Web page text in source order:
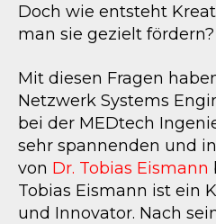
Doch wie entsteht
man sie gezielt fördern?
Mit diesen Fragen
Netzwerk Systems
bei der MEDtech
sehr spannenden und
von Dr. Tobias Eismann
Tobias Eismann ist ein
und Innovator. Nach